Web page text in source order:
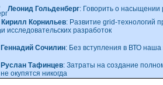
Леонид Гольденберг: Говорить о насыщении
Кирилл Корнильев: Развитие grid-технологий
и исследовательских разработок
Геннадий Сочилин: Без вступления в ВТО наша
Руслан Тафинцев: Затраты на создание
не окупятся никогда